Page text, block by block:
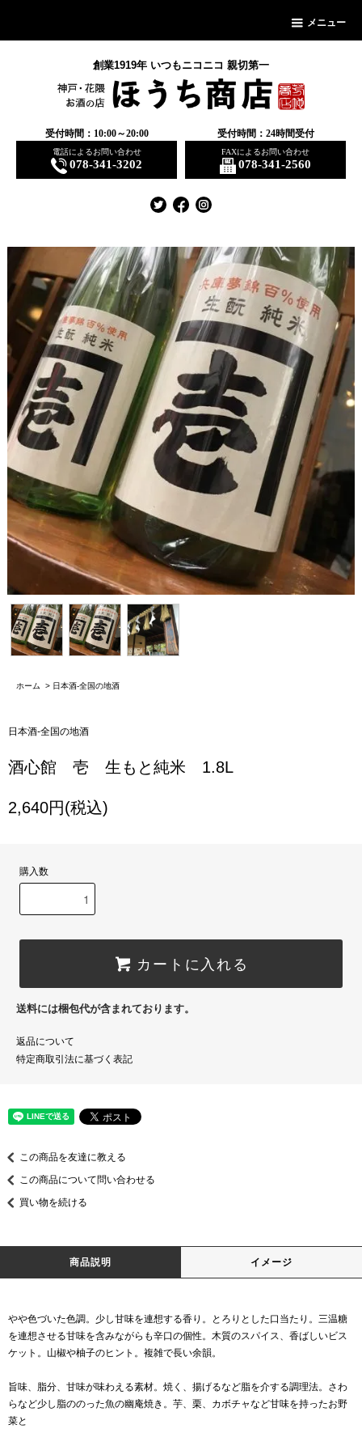
メニュー
創業1919年 いつもニコニコ 親切第一
受付時間：10:00～20:00
電話によるお問い合わせ
078-341-3202
受付時間：24時間受付
FAXによるお問い合わせ
078-341-2560
ホーム > 日本酒-全国の地酒
日本酒-全国の地酒
酒心館 壱 生もと純米 1.8L
2,640円(税込)
購入数
カートに入れる
送料には梱包代が含まれております。
返品について
特定商取引法に基づく表記
この商品を友達に教える
この商品について問い合わせる
買い物を続ける
商品説明 イメージ
やや色づいた色調。少し甘味を連想する香り。とろりとした口当たり。三温糖
を連想させる甘味を含みながらも辛口の個性。木質のスパイス、香ばしいビス
ケット。山椒や柚子のヒント。複雑で長い余韻。
旨味、脂分、甘味が味わえる素材。焼く、揚げるなど脂を介する調理法。さわ
らなど少し脂ののった魚の幽庵焼き。芋、栗、カボチャなど甘味を持ったお野
菜と